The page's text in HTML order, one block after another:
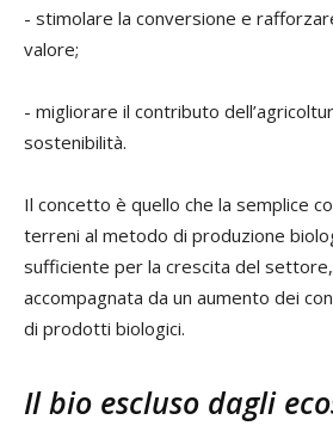
- stimolare la conversione e
valore;
- migliorare il contributo
sostenibilità.
Il concetto è quello che la semplice
terreni al metodo di produzione
sufficiente per la crescita del
accompagnata da un aumento dei
di prodotti biologici.
Il bio escluso dagli